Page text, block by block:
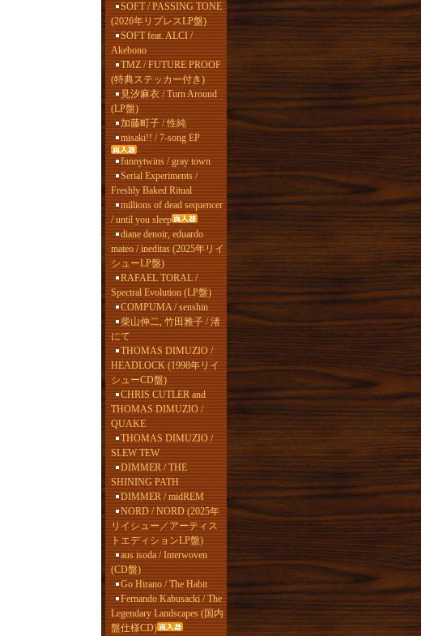
SOFT / PASSING TONE
(2026年リプレスLP盤)
SOFT feat. ALCI /
Akebono
TMZ / FUTURE PROOF
(特典ステッカー付き)
見汐麻衣 / Turn Around
(LP盤)
加藤町子 / 性純
misaki!! / 7-song EP
funnytwins / gray town
Serial Experiments /
Freshly Baked Ritual
millions of dead sequencer
/ until you sleep
diane denoir, eduardo
mateo / ineditas (2025年リイ
シューLP盤)
RAFAEL TORAL /
Spectral Evolution (LP盤)
COMPUMA / senshin
柴山伸二, 竹田雅子 / 渚
にて
THOMAS DIMUZIO /
HEADLOCK (1998年リイ
シューCD盤)
CHRIS CUTLER and
THOMAS DIMUZIO /
QUAKE
THOMAS DIMUZIO /
SLEW TEW
DIMMER / THE
SHINING PATH
DIMMER / midREM
NORD / NORD (2025年
リイシュー／アーティス
トエディションLP盤)
aus isoda / Interwoven
(CD盤)
Go Hirano / The Habit
Fernando Kabusacki / The
Legendary Landscapes (国内
盤仕様CD)